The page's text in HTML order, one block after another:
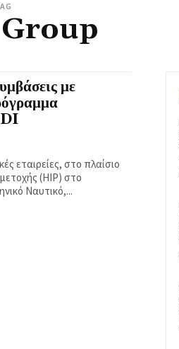
με
εταιρείες, στο πλαίσιο
(HIP) στο
Ναυτικό,...